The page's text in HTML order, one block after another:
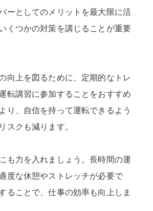
ーとしてのメリットを最大限に活
くつかの対策を講じることが重要
向上を図るために、定期的なトレ
転講習に参加することをおすすめ
り、自信を持って運転できるよう
スクも減ります。
も力を入れましょう。長時間の運
度な休憩やストレッチが必要で
ることで、仕事の効率も向上しま